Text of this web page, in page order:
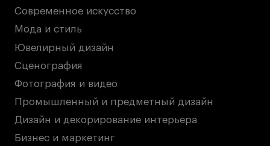
Современное искусство
Мода и стиль
Ювелирный дизайн
Сценография
Фотография и видео
Промышленный и предметный дизайн
Дизайн и декорирование интерьера
Бизнес и маркетинг